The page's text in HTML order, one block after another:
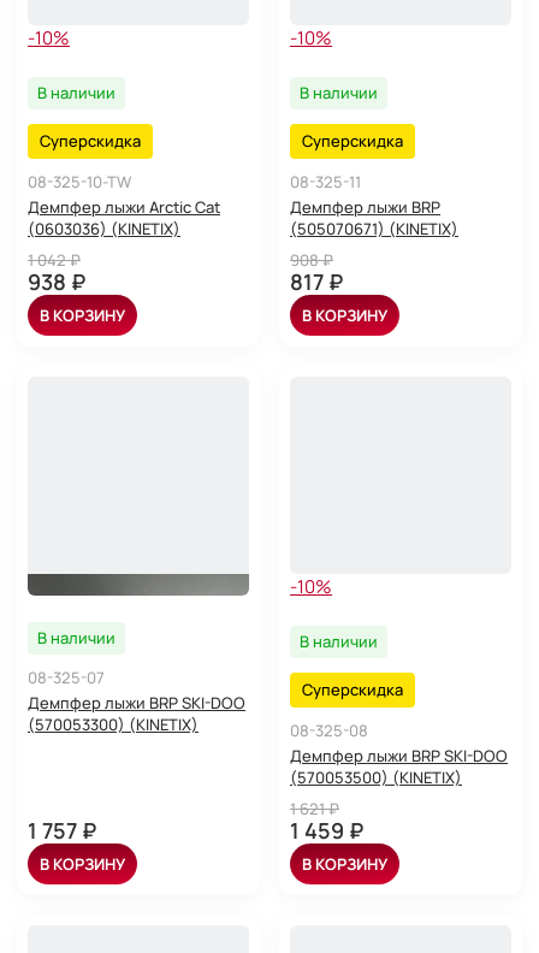
-10%
В наличии
Суперскидка
08-325-10-TW
Демпфер лыжи Arctic Cat
(0603036) (KINETIX)
1 042 ₽
938 ₽
В КОРЗИНУ
-10%
В наличии
Суперскидка
08-325-11
Демпфер лыжи BRP
(505070671) (KINETIX)
908 ₽
817 ₽
В КОРЗИНУ
В наличии
08-325-07
Демпфер лыжи BRP SKI-DOO
(570053300) (KINETIX)
1 757 ₽
В КОРЗИНУ
-10%
В наличии
Суперскидка
08-325-08
Демпфер лыжи BRP SKI-DOO
(570053500) (KINETIX)
1 621 ₽
1 459 ₽
В КОРЗИНУ